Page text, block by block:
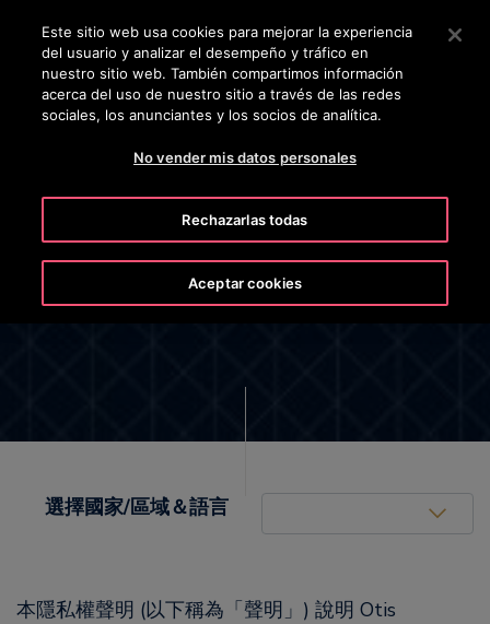
Pulse Intro para saltar al contenido principal
BUSCAR
AVISO DE PRIVACIDAD DEL
EMPLEADO DE OTIS
選擇國家/區域＆語言 United States (EN)
本隱私權聲明 (以下稱為「聲明」) 說明 Otis
Este sitio web usa cookies para mejorar la experiencia
del usuario y analizar el desempeño y tráfico en
nuestro sitio web. También compartimos información
acerca del uso de nuestro sitio a través de las redes
sociales, los anunciantes y los socios de analítica.
No vender mis datos personales
Rechazarlas todas
Aceptar cookies